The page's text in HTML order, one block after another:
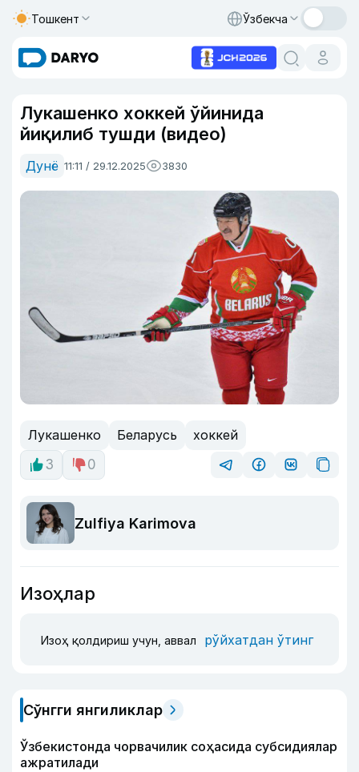
Тошкент Ўзбекча
Лукашенко хоккей ўйинида
йиқилиб тушди (видео)
Дунё 11:11 / 29.12.2025 3830
Лукашенко Беларусь
хоккей
3
0
Zulfiya Karimova
Изоҳлар
Изоҳ қолдириш учун, аввал рўйхатдан ўтинг
Сўнгги янгиликлар
Ўзбекистонда чорвачилик соҳасида субсидиялар
ажратилади